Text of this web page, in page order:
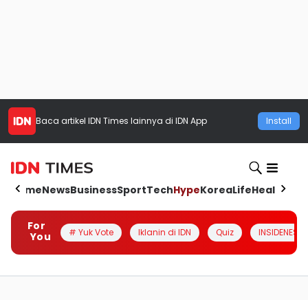
Baca artikel IDN Times lainnya di IDN App Install
HomeNewsBusinessSportTechHypeKoreaLifeHealth
For
You
# Yuk Vote Iklanin di IDN Quiz INSIDENESIA